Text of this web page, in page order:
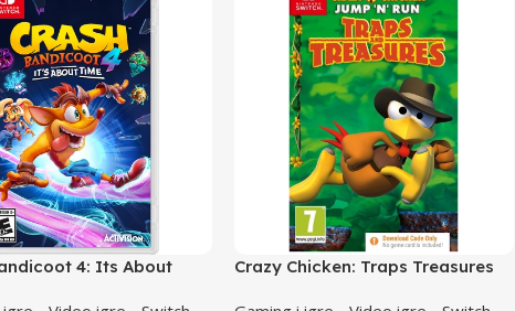
4: Its About
Crazy Chicken: Traps Treasures